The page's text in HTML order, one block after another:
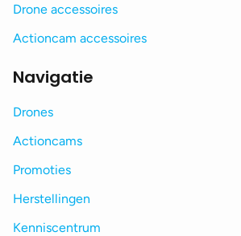
Drone accessoires
Actioncam accessoires
Navigatie
Drones
Actioncams
Promoties
Herstellingen
Kenniscentrum